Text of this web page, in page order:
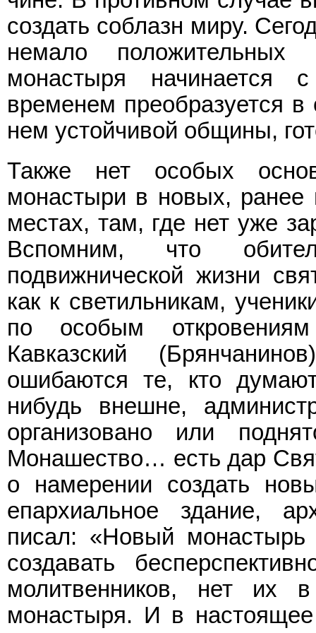
создать соблазн миру.
немало положительных
монастыря начинается
временем преобразуется
нем устойчивой общины,
Также нет особых
монастыри в новых,
местах, там, где нет уже
Вспомним, что
подвижнической жизни
как к светильникам,
по особым
Кавказский
ошибаются те, кто
нибудь внешне,
организовано или
Монашество… есть дар
о намерении создать
епархиальное здание,
писал: «Новый
создавать
молитвенников, нет их в
монастыря. И в